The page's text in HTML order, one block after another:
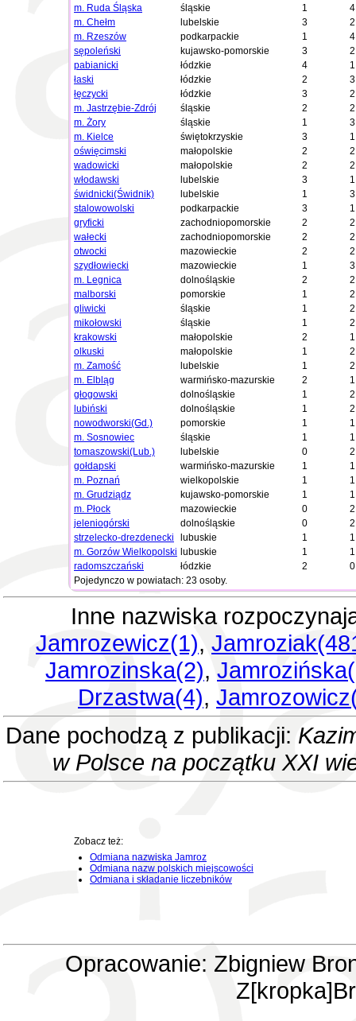
m. Ruda Śląska
śląskie 1
4
m. Chełm
lubelskie 3
2
m. Rzeszów
podkarpackie 1
4
sępoleński
kujawsko-pomorskie 3
2
pabianicki
łódzkie 4
1
łaski
łódzkie 2
3
łęczycki
łódzkie 3
2
m. Jastrzębie-Zdrój
śląskie 2
2
m. Żory
śląskie 1
3
m. Kielce
świętokrzyskie 3
1
oświęcimski
małopolskie 2
2
wadowicki
małopolskie 2
2
włodawski
lubelskie 3
1
świdnicki(Świdnik)
lubelskie 1
3
stalowowolski
podkarpackie 3
1
gryficki
zachodniopomorskie 2
2
wałecki
zachodniopomorskie 2
2
otwocki
mazowieckie 2
2
szydłowiecki
mazowieckie 1
3
m. Legnica
dolnośląskie 2
2
malborski
pomorskie 1
2
gliwicki
śląskie 1
2
mikołowski
śląskie 1
2
krakowski
małopolskie 2
1
olkuski
małopolskie 1
2
m. Zamość
lubelskie 1
2
m. Elbląg
warmińsko-mazurskie 2
1
głogowski
dolnośląskie 1
2
lubiński
dolnośląskie 1
2
nowodworski(Gd.)
pomorskie 1
1
m. Sosnowiec
śląskie 1
1
tomaszowski(Lub.)
lubelskie 0
2
gołdapski
warmińsko-mazurskie 1
1
m. Poznań
wielkopolskie 1
1
m. Grudziądz
kujawsko-pomorskie 1
1
m. Płock
mazowieckie 0
2
jeleniogórski
dolnośląskie 0
2
strzelecko-drezdenecki
lubuskie 1
1
m. Gorzów Wielkopolski lubuskie 1
1
radomszczański
łódzkie 2
0
Pojedynczo w powiatach: 23 osoby.
Inne nazwiska
Jamrozewicz(1),
Jamrozinska(2),
Drzastwa(4),
Dane pochodzą z publikacji:
w Polsce na początku XXI
Zobacz też:
Odmiana nazwiska Jamroz
Odmiana nazw polskich miejscowości
Odmiana i składanie liczebników
Opracowanie: Zbigniew